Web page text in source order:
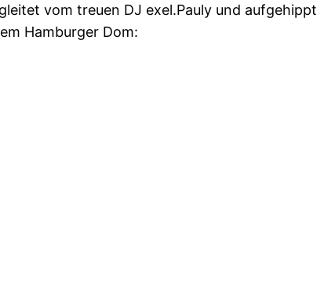
vom treuen DJ exel.Pauly und aufgehippt
Hamburger Dom: